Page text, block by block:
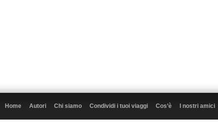
Home Autori Chi siamo Condividi i tuoi viaggi Cos’è I nostri amici